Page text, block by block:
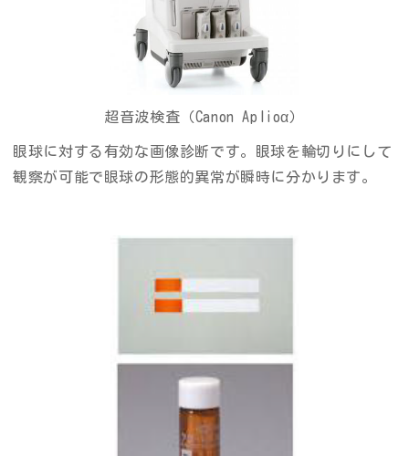
超音波検査（Canon Aplioα）
眼球に対する有効な画像診断です。眼球を輪切りにして
観察が可能で眼球の形態的異常が瞬時に分かります。